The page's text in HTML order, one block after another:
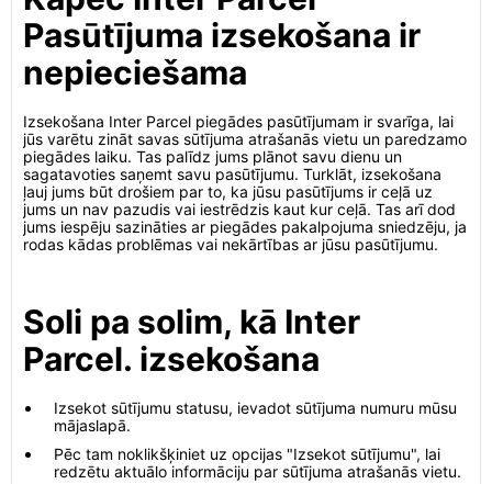
Pasūtījuma izsekošana ir
nepieciešama
Izsekošana Inter Parcel piegādes pasūtījumam ir svarīga, lai
jūs varētu zināt savas sūtījuma atrašanās vietu un paredzamo
piegādes laiku. Tas palīdz jums plānot savu dienu un
sagatavoties saņemt savu pasūtījumu. Turklāt, izsekošana
ļauj jums būt drošiem par to, ka jūsu pasūtījums ir ceļā uz
jums un nav pazudis vai iestrēdzis kaut kur ceļā. Tas arī dod
jums iespēju sazināties ar piegādes pakalpojuma sniedzēju, ja
rodas kādas problēmas vai nekārtības ar jūsu pasūtījumu.
Soli pa solim, kā Inter
Parcel. izsekošana
Izsekot sūtījumu statusu, ievadot sūtījuma numuru mūsu
mājaslapā.
Pēc tam noklikšķiniet uz opcijas "Izsekot sūtījumu", lai
redzētu aktuālo informāciju par sūtījuma atrašanās vietu.